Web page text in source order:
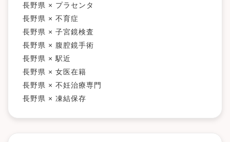
長野県 × プラセンタ
長野県 × 不育症
長野県 × 子宮鏡検査
長野県 × 腹腔鏡手術
長野県 × 駅近
長野県 × 女医在籍
長野県 × 不妊治療専門
長野県 × 凍結保存